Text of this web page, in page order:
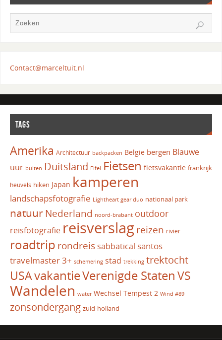
Contact@marceltuit.nl
TAGS
Amerika Architectuur backpacken Belgie bergen Blauwe
uur buiten Duitsland Eifel Fietsen fietsvakantie frankrijk
heuvels hiken Japan kamperen
landschapsfotografie Lightheart gear duo nationaal park
natuur Nederland noord-brabant outdoor
reisfotografie reisverslag reizen rivier
roadtrip rondreis sabbatical santos
travelmaster 3+ schemering stad trekking trektocht
USAvakantieVerenigde StatenVS
Wandelen water Wechsel Tempest 2 Wind #89
zonsondergang zuid-holland